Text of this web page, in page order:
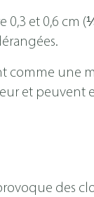
et 0,6 cm
comme une
et peuvent
des